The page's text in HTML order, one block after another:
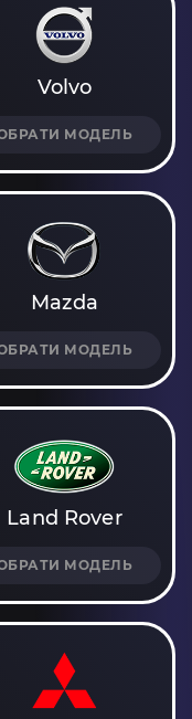
Volvo
МОДЕЛЬ
Mazda
МОДЕЛЬ
Land Rover
МОДЕЛЬ